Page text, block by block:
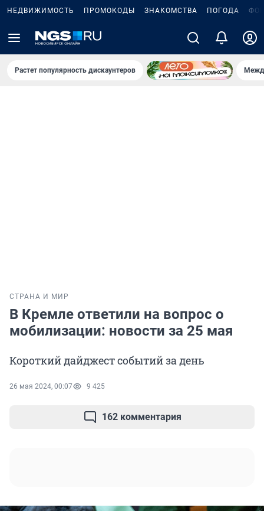
НЕДВИЖИМОСТЬ ПРОМОКОДЫ ЗНАКОМСТВА ПОГОДА
Растет популярность дискаунтеров
СТРАНА И МИР
В Кремле ответили на вопрос о
мобилизации: новости за 25 мая
Короткий дайджест событий за день
26 мая 2024, 00:07 9 425
162 комментария